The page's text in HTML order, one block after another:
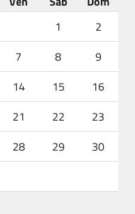
1
2
7 8
9
14 15
16
21 22
23
28 29
30